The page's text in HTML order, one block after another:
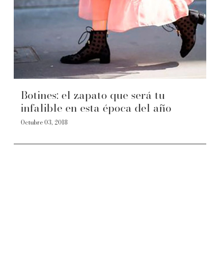
Botines: el zapato que será tu
infalible en esta época del año
Octubre 03, 2018